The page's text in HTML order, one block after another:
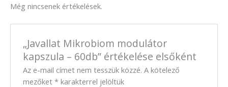
Még nincsenek értékelések.
„Javallat Mikrobiom modulátor
kapszula – 60db” értékelése elsőként
Az e-mail címet nem tesszük közzé. A kötelező
mezőket* karakterrel jelöltük